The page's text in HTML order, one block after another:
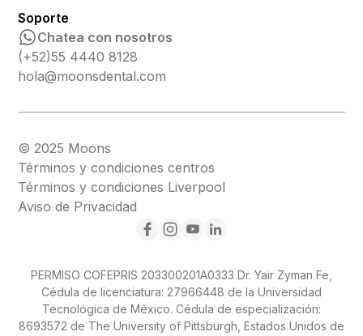
Soporte
Chatea con nosotros
(+52)55 4440 8128
hola@moonsdental.com
© 2025 Moons
Términos y condiciones centros
Términos y condiciones Liverpool
Aviso de Privacidad
PERMISO COFEPRIS 203300201A0333 Dr. Yair Zyman Fe,
Cédula de licenciatura: 27966448 de la Universidad
Tecnológica de México. Cédula de especialización:
8693572 de The University of Pittsburgh, Estados Unidos de